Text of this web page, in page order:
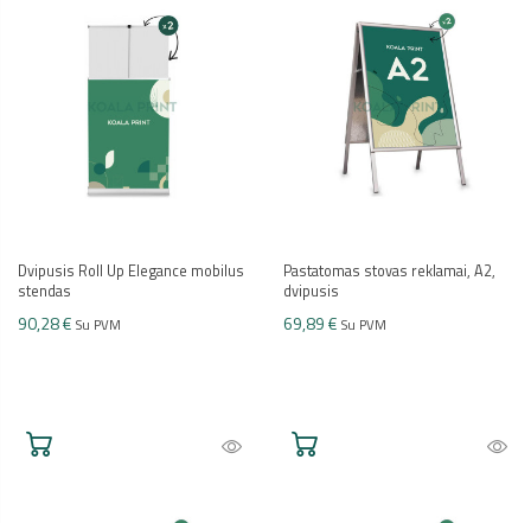
Dvipusis Roll Up Elegance mobilus
stendas
90,28 € Su PVM
Pastatomas stovas reklamai, A2,
dvipusis
69,89 € Su PVM